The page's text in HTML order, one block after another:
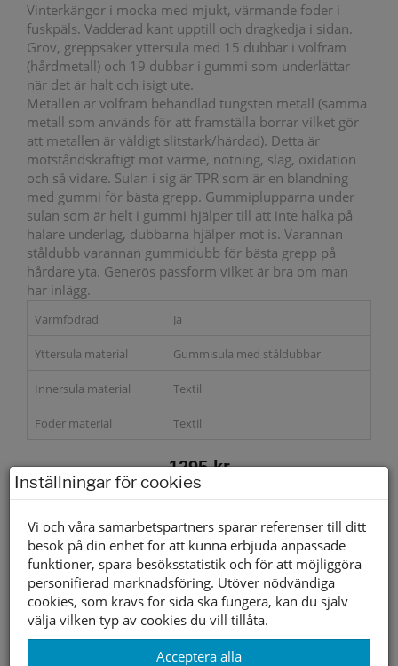
Vinterkängor i mocka med mjukt, värmande foder i
fuskpäls. Vadderad kant upptill och dragkedja i sidan.
Grov, greppsäker yttersula med 15 dubbar i volfram
(hårdmetall) och 19 dubbar i gummi som underlättar
när det är halt och isigt ute.
Metallen är volfram behandlad tungsten metall (samma
metall som används för att framställa borrar vilket gör
att metallen är väldigt slitstark/härdad). Detta är
motståndskraftigt mot värme, nötning, slag, oxidation
och så vidare. Sulan i sig är TPR som är en blandning
med gummi för bästa grepp. Gummiplupparna under
sulan som är helt i gummi hjälper till att inte halka på
halare underlag, dubbarna hjälper mot is. Varannan
ståldubb varannan gummidubb för bästa grepp på
hårdare yta. Generös passform vilket är bra om man
har inlägg.
Varmfodrad Ja
Yttersula material Gummisula med ståldubbar
Innersula material Textil
Foder material Textil
1295 kr
Storleksguide
Välj storlek först
Lagerstatus per butik
Inställningar för cookies
Vi och våra samarbetspartners sparar referenser till ditt
besök på din enhet för att kunna erbjuda anpassade
funktioner, spara besöksstatistik och för att möjliggöra
personifierad marknadsföring. Utöver nödvändiga
cookies, som krävs för sida ska fungera, kan du själv
välja vilken typ av cookies du vill tillåta.
Acceptera alla